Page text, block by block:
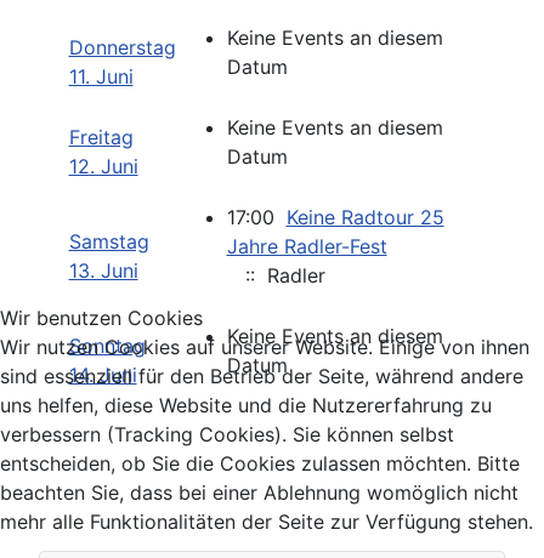
Donnerstag
11. Juni
Keine Events an diesem
Datum
Freitag
12. Juni
Keine Events an diesem
Datum
Samstag
13. Juni
17:00 Keine Radtour 25
Jahre Radler-Fest
:: Radler
Sonntag
14. Juni
Keine Events an diesem
Datum
Wir benutzen Cookies
Wir nutzen Cookies auf unserer Website. Einige von ihnen
sind essenziell für den Betrieb der Seite, während andere
uns helfen, diese Website und die Nutzererfahrung zu
verbessern (Tracking Cookies). Sie können selbst
entscheiden, ob Sie die Cookies zulassen möchten. Bitte
beachten Sie, dass bei einer Ablehnung womöglich nicht
mehr alle Funktionalitäten der Seite zur Verfügung stehen.